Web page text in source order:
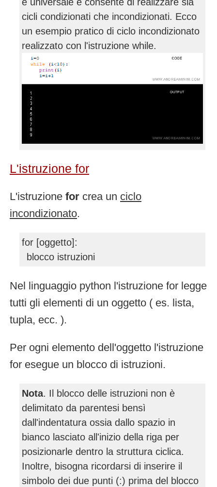
cicli condizionati che incondizionati. Ecco
un esempio pratico di ciclo incondizionato
realizzato con l'istruzione while.
L'istruzione for
L'istruzione for crea un ciclo
incondizionato.
for [oggetto]:
blocco istruzioni
Nel linguaggio python l'istruzione for legge
tutti gli elementi di un oggetto ( es. lista,
tupla, ecc. ).
Per ogni elemento dell'oggetto l'istruzione
for esegue un blocco di istruzioni.
Nota. Il blocco delle istruzioni non è
delimitato da parentesi bensì
dall'indentatura ossia dallo spazio in
bianco lasciato all'inizio della riga per
posizionarle dentro la struttura ciclica.
Inoltre, bisogna ricordarsi di inserire il
simbolo dei due punti (:) prima del blocco